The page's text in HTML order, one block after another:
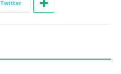
Twitter